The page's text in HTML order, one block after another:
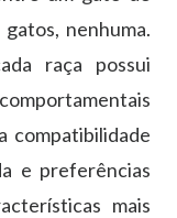
nenhuma.
raça possui
compatibilidade
e preferências
mais